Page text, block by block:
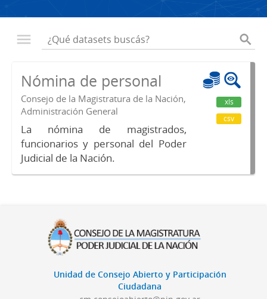
Nómina de personal
Consejo de la Magistratura de la Nación,
Administración General
La nómina de magistrados,
funcionarios y personal del Poder
Judicial de la Nación.
xls
csv
Unidad de Consejo Abierto y Participación
Ciudadana